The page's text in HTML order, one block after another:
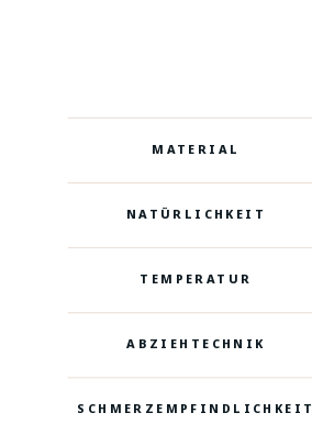
MATERIAL
NATÜRLICHKEIT
TEMPERATUR
ABZIEHTECHNIK
SCHMERZEMPFINDLICHKEIT